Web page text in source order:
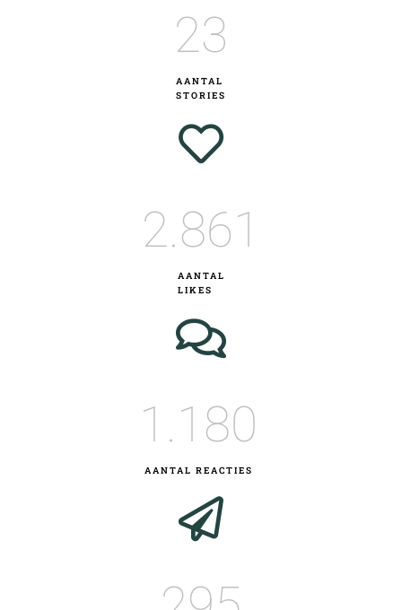
AANTAL
STORIES
23
AANTAL
LIKES
2.861
AANTAL REACTIES
1.180